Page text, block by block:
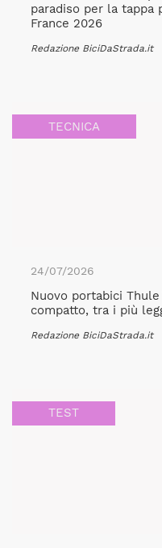
paradiso per la tappa
France 2026
Redazione BiciDaStrada.it
TECNICA
24/07/2026
Nuovo portabici
compatto, tra i più
Redazione BiciDaStrada.it
TEST